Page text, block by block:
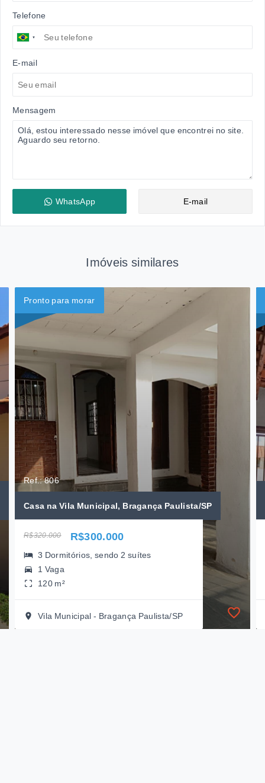
Telefone
E-mail
Mensagem
WhatsApp E-mail
Imóveis similares
Pronto para morar
Ref.: 806
Casa na Vila Municipal, Bragança Paulista/SP
R$320.000 R$300.000
3 Dormitórios, sendo 2 suítes
1 Vaga
120 m²
Vila Municipal - Bragança Paulista/SP